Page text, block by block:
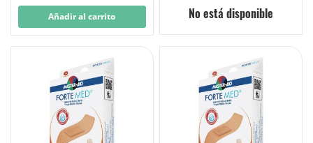
Añadir al carrito No está disponible